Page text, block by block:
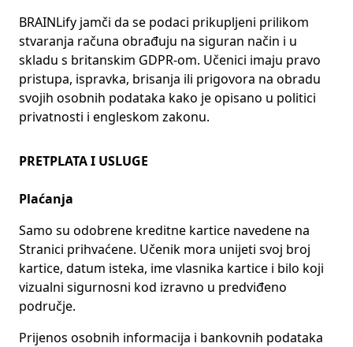
BRAINLify jamči da se podaci prikupljeni prilikom
stvaranja računa obrađuju na siguran način i u
skladu s britanskim GDPR-om. Učenici imaju pravo
pristupa, ispravka, brisanja ili prigovora na obradu
svojih osobnih podataka kako je opisano u politici
privatnosti i engleskom zakonu.
PRETPLATA I USLUGE
Plaćanja
Samo su odobrene kreditne kartice navedene na
Stranici prihvaćene. Učenik mora unijeti svoj broj
kartice, datum isteka, ime vlasnika kartice i bilo koji
vizualni sigurnosni kod izravno u predviđeno
područje.
Prijenos osobnih informacija i bankovnih podataka